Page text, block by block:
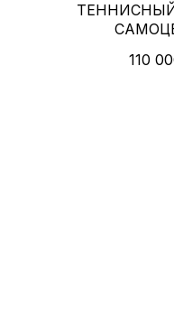
110